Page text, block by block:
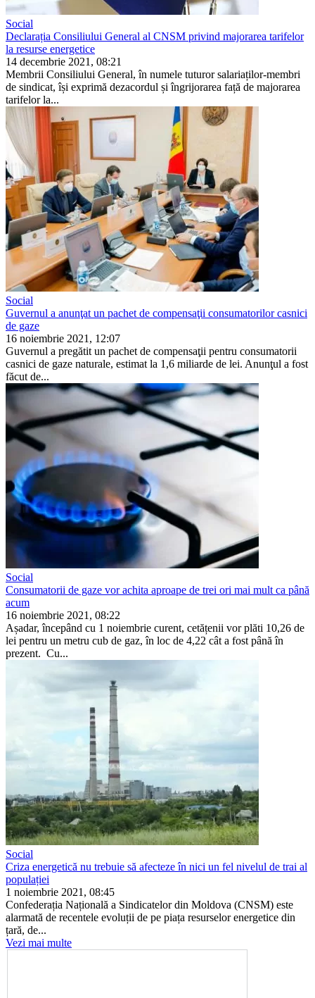
Social
Declarația Consiliului General al CNSM privind majorarea tarifelor
la resurse energetice
14 decembrie 2021, 08:21
Membrii Consiliului General, în numele tuturor salariaților-membri
de sindicat, își exprimă dezacordul și îngrijorarea față de majorarea
tarifelor la...
Social
Guvernul a anunţat un pachet de compensaţii consumatorilor casnici
de gaze
16 noiembrie 2021, 12:07
Guvernul a pregătit un pachet de compensaţii pentru consu­matorii
casnici de gaze natu­rale, estimat la 1,6 miliarde de lei. Anunţul a fost
făcut de...
Social
Consumatorii de gaze vor achita aproape de trei ori mai mult ca până
acum
16 noiembrie 2021, 08:22
Așadar, începând cu 1 noiem­brie curent, cetățenii vor plă­ti 10,26 de
lei pentru un metru cub de gaz, în loc de 4,22 cât a fost până în
prezent. Cu...
Social
Criza energetică nu trebuie să afecteze în nici un fel nivelul de trai al
populației
1 noiembrie 2021, 08:45
Confederația Națională a Sindicate­lor din Moldova (CNSM) este
alar­mată de recentele evoluții de pe piața resurselor energetice din
țară, de...
Vezi mai multe